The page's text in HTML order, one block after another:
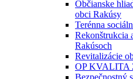
Občianske
obci Rakúsy
Terénna
Rekonštrukcia
Rakúsoch
Revitalizácie
OP KVALITA
Bezpečnostný